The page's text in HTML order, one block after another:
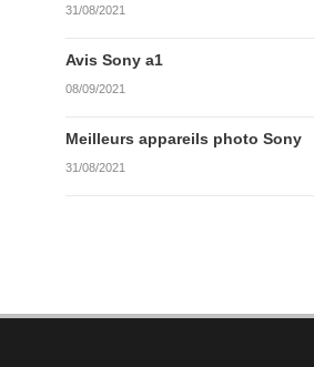
31/08/2021
Avis Sony a1
08/09/2021
Meilleurs appareils photo Sony
31/08/2021